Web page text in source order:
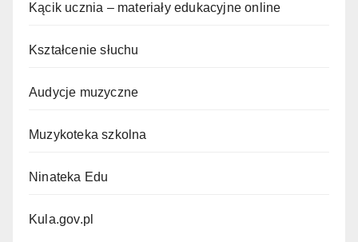
Kącik ucznia – materiały edukacyjne online
Kształcenie słuchu
Audycje muzyczne
Muzykoteka szkolna
Ninateka Edu
Kula.gov.pl